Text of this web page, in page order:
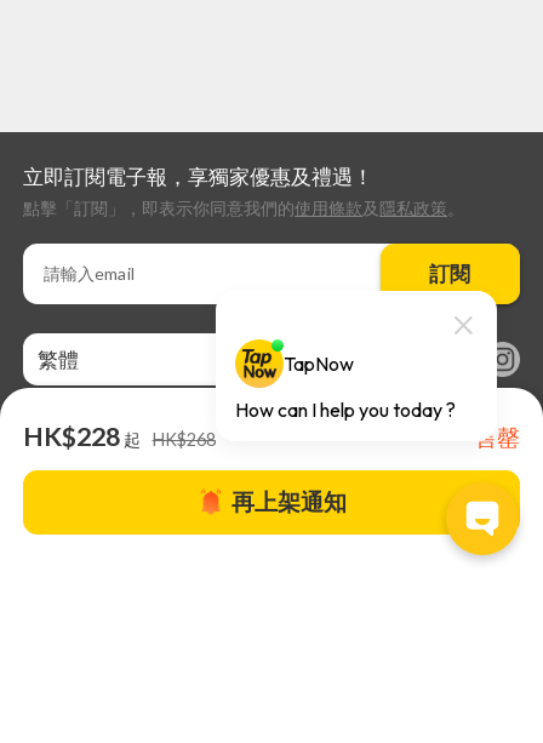
HK$228 起 HK$268 售罄
再上架通知
立即訂閱電子報，享獨家優惠及禮遇！
點擊「訂閱」，即表示你同意我們的使用條款及 隱私政策。
訂閱
繁體
關於TapNow |TapNow Blog |加入成為合作夥伴|網站條款 |幫助